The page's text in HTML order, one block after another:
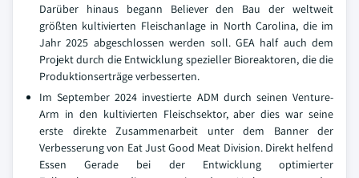
Darüber hinaus begann Believer den Bau der weltweit
größten kultivierten Fleischanlage in North Carolina, die im
Jahr 2025 abgeschlossen werden soll. GEA half auch dem
Projekt durch die Entwicklung spezieller Bioreaktoren, die die
Produktionserträge verbesserten.
Im September 2024 investierte ADM durch seinen Venture-
Arm in den kultivierten Fleischsektor, aber dies war seine
erste direkte Zusammenarbeit unter dem Banner der
Verbesserung von Eat Just Good Meat Division. Direkt helfend
Essen Gerade bei der Entwicklung optimierter